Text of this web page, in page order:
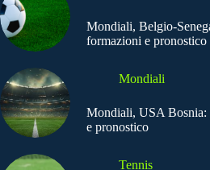
Mondiali, Belgio-
formazioni e pronostico
Mondiali
Mondiali, USA
e pronostico
Tennis